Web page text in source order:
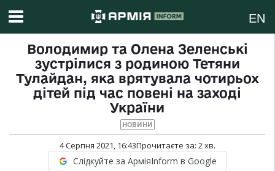
EN
Володимир та Олена Зеленські
зустрілися з родиною Тетяни
Тулайдан, яка врятувала чотирьох
дітей під час повені на заході
України
НОВИНИ
4 Серпня 2021, 16:43Прочитаєте за: 2хв.
Слідкуйте за АрміяInform в Google